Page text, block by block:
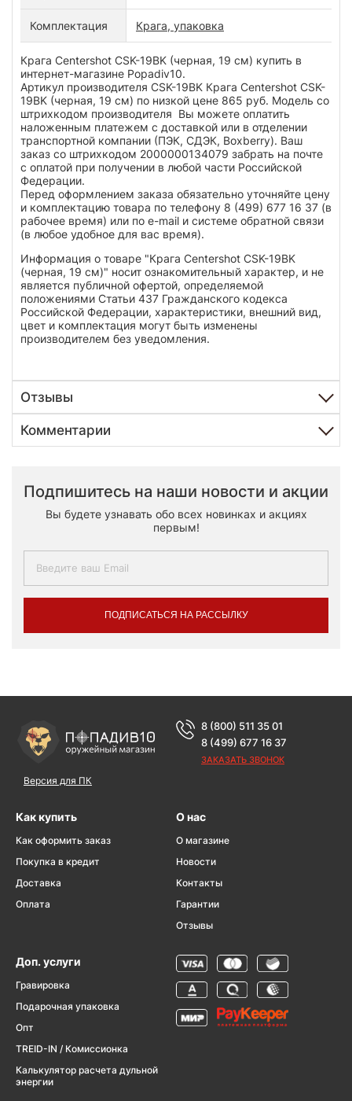
Комплектация Крага, упаковка
Крага Centershot CSK-19BK (черная, 19 см) купить в
интернет-магазине Popadiv10.
Артикул производителя CSK-19BK Крага Centershot CSK-
19BK (черная, 19 см) по низкой цене 865 руб. Модель со
штрихкодом производителя Вы можете оплатить
наложенным платежем с доставкой или в отделении
транспортной компании (ПЭК, СДЭК, Boxberry). Ваш
заказ со штрихкодом 2000000134079 забрать на почте
с оплатой при получении в любой части Российской
Федерации.
Перед оформлением заказа обязательно уточняйте цену
и комплектацию товара по телефону 8 (499) 677 16 37 (в
рабочее время) или по e-mail и системе обратной связи
(в любое удобное для вас время).
Информация о товаре "Крага Centershot CSK-19BK
(черная, 19 см)" носит ознакомительный характер, и не
является публичной офертой, определяемой
положениями Статьи 437 Гражданского кодекса
Российской Федерации, характеристики, внешний вид,
цвет и комплектация могут быть изменены
производителем без уведомления.
Отзывы
Комментарии
Подпишитесь на наши новости и акции
Вы будете узнавать обо всех новинках и акциях
первым!
ПОДПИСАТЬСЯ НА РАССЫЛКУ
Версия для ПК
8 (800) 511 35 01
8 (499) 677 16 37
ЗАКАЗАТЬ ЗВОНОК
Как купить
Как оформить заказ
Покупка в кредит
Доставка
Оплата
О нас
О магазине
Новости
Контакты
Гарантии
Отзывы
Доп. услуги
Гравировка
Подарочная упаковка
Опт
TREID-IN / Комиссионка
Калькулятор расчета дульной
энергии